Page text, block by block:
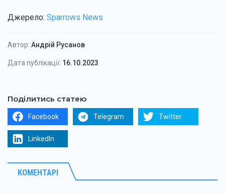
Джерело: Sparrows News
Автор: Андрій Русанов
Дата публікації: 16.10.2023
Поділитись статею
Facebook Telegram Twitter
LinkedIn
КОМЕНТАРІ